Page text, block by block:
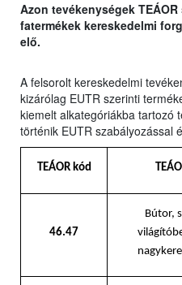
Azon tevékenységek
fatermékek kereskedelmi
elő.
A felsorolt kereskedelmi
kizárólag EUTR szerinti
kiemelt alkategóriákba tartozó
történik EUTR szabályozással
TEÁOR kód
46.47
Bútor,